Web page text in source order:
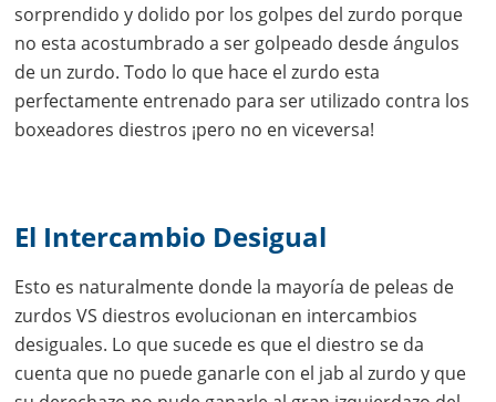
sorprendido y dolido por los golpes del zurdo porque
no esta acostumbrado a ser golpeado desde ángulos
de un zurdo. Todo lo que hace el zurdo esta
perfectamente entrenado para ser utilizado contra los
boxeadores diestros ¡pero no en viceversa!
El Intercambio Desigual
Esto es naturalmente donde la mayoría de peleas de
zurdos VS diestros evolucionan en intercambios
desiguales. Lo que sucede es que el diestro se da
cuenta que no puede ganarle con el jab al zurdo y que